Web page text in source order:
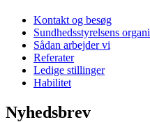
Kontakt og besøg
Sundhedsstyrelsens
Sådan arbejder vi
Referater
Ledige stillinger
Habilitet
Nyhedsbrev